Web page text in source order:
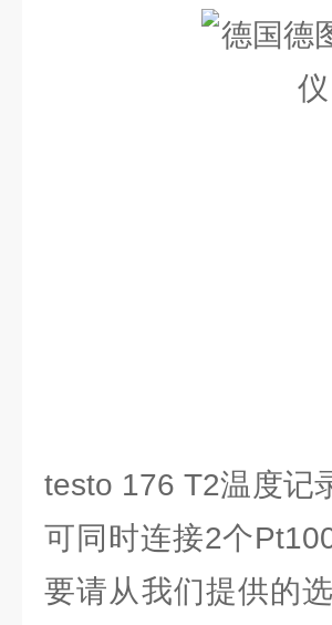
testo 176 T2温度记
可同时连接2个
要请从我们提供的